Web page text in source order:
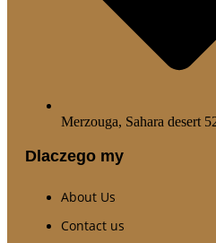
Merzouga, Sahara desert
Dlaczego my
About Us
Contact us